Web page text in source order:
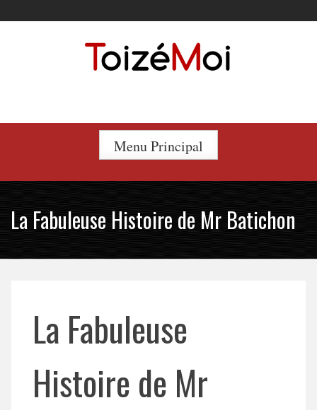
to
Menu Principal
La Fabuleuse Histoire de Mr Batichon
La Fabuleuse
Histoire de Mr